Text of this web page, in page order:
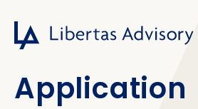
Application